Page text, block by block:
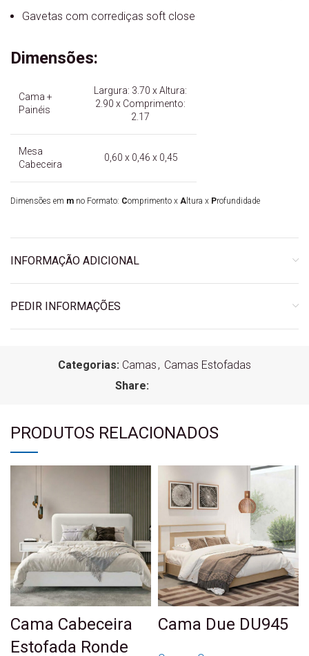
Gavetas com corrediças soft close
Dimensões:
Cama +
Painéis
Largura: 3.70 x Altura:
2.90 x Comprimento:
2.17
Mesa
Cabeceira
0,60 x 0,46 x 0,45
Dimensões em m no Formato: Comprimento x A ltura x Profundidade
INFORMAÇÃO ADICIONAL
PEDIR INFORMAÇÕES
Categorias: Camas , Camas Estofadas
Share:
PRODUTOS RELACIONADOS
Cama Cabeceira
Estofada Ronde
Cama Due DU945